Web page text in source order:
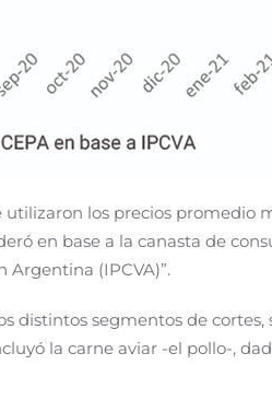
los precios promedio
en base a la canasta de
Argentina (IPCVA)”.
segmentos de
la carne aviar -el pollo-,